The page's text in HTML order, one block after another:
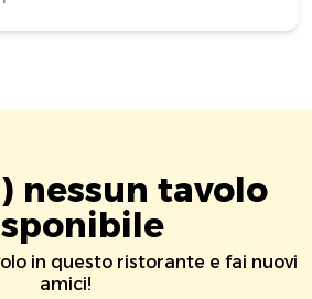
nessun tavolo
in questo ristorante e fai nuovi
amici!